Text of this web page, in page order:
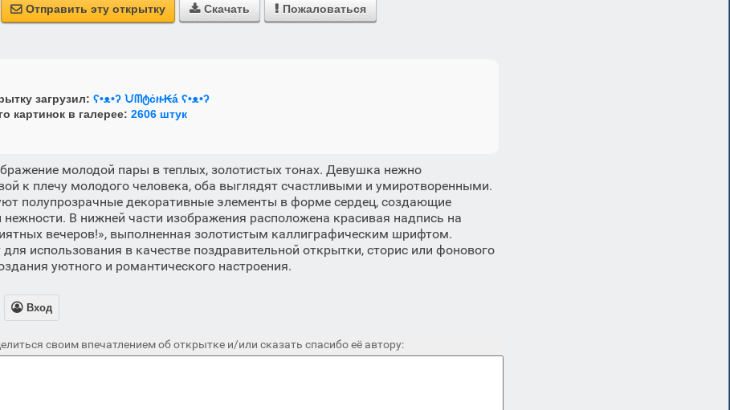
 Отправить эту открытку  Скачать  Пожаловаться
загрузил: ʕ•ᴥ•ʔ ᙀᗰტċዙ₭á ʕ•ᴥ•ʔ
картинок в галерее: 2606 штук
молодой пары в теплых, золотистых тонах. Девушка нежно
к плечу молодого человека, оба выглядят счастливыми и умиротворенными.
полупрозрачные декоративные элементы в форме сердец, создающие
В нижней части изображения расположена красивая надпись на
вечеров!», выполненная золотистым каллиграфическим шрифтом.
использования в качестве поздравительной открытки, сторис или фонового
уютного и романтического настроения.
 Вход
своим впечатлением об открытке и/или сказать спасибо её автору: